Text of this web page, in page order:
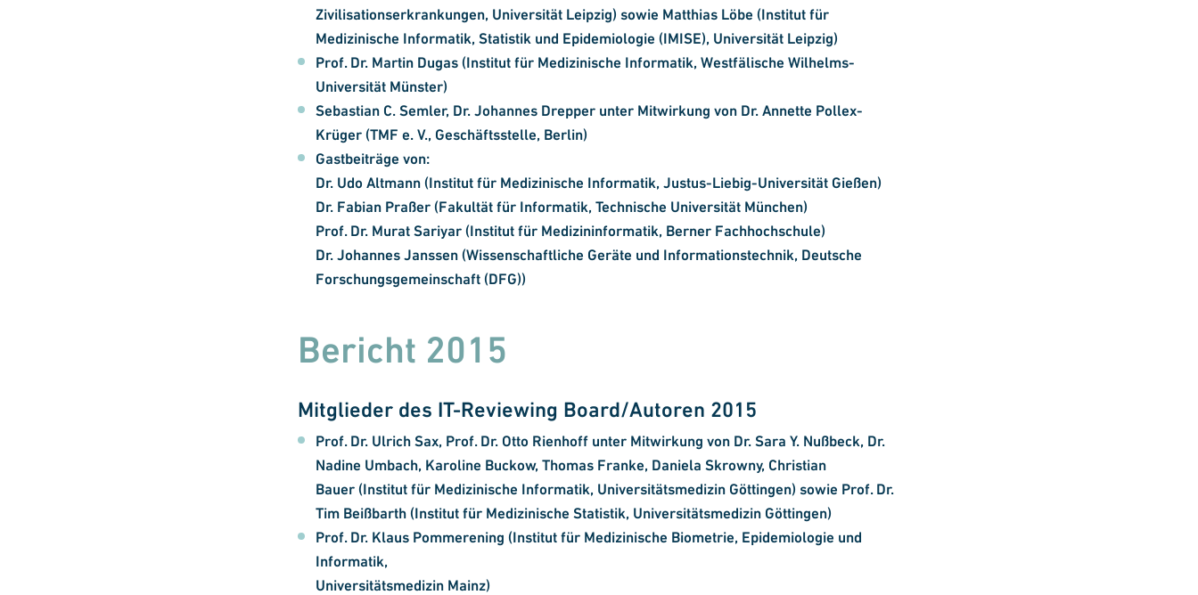
Zivilisationserkrankungen, Universität Leipzig) sowie Matthias Löbe (Institut für
Medizinische Informatik, Statistik und Epidemiologie (IMISE), Universität Leipzig)
Prof. Dr. Martin Dugas(Institut für Medizinische Informatik, Westfälische Wilhelms-
Universität Münster)
Sebastian C. Semler, Dr. Johannes Drepper unter Mitwirkung von Dr. Annette Pollex-
Krüger (TMF e. V., Geschäftsstelle, Berlin)
Gastbeiträge von:
Dr. Udo Altmann(Institut für Medizinische Informatik, Justus-Liebig-Universität Gießen)
Dr. Fabian Praßer(Fakultät für Informatik, Technische Universität München)
Prof. Dr. Murat Sariyar(Institut für Medizininformatik, Berner Fachhochschule)
Dr. Johannes Janssen(Wissenschaftliche Geräte und Informationstechnik, Deutsche
Forschungsgemeinschaft (DFG))
Bericht 2015
Mitglieder des IT-Reviewing Board/Autoren 2015
Prof. Dr. Ulrich Sax, Prof. Dr. Otto Rienhoff unter Mitwirkung von Dr. Sara Y. Nußbeck, Dr.
Nadine Umbach, Karoline Buckow, Thomas Franke, Daniela Skrowny, Christian
Bauer (Institut für Medizinische Informatik, Universitätsmedizin Göttingen) sowie Prof. Dr.
Tim Beißbarth (Institut für Medizinische Statistik, Universitätsmedizin Göttingen)
Prof. Dr. Klaus Pommerening (Institut für Medizinische Biometrie, Epidemiologie und
Informatik,
Universitätsmedizin Mainz)